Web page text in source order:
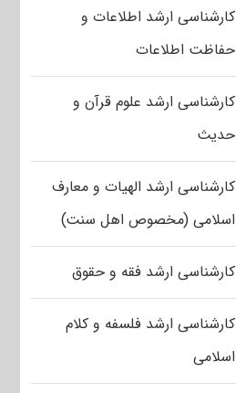
کارشناسی ارشد اطلاعات و
حفاظت اطلاعات
کارشناسی ارشد علوم قرآن و
حدیث
کارشناسی ارشد الهیات و معارف
اسلامی (مخصوص اهل سنت)
کارشناسی ارشد فقه و حقوق
کارشناسی ارشد فلسفه و کلام
اسلامی